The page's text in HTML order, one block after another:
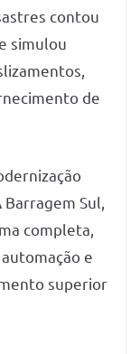
contou
simulou
de
Sul,
completa,
e
superior